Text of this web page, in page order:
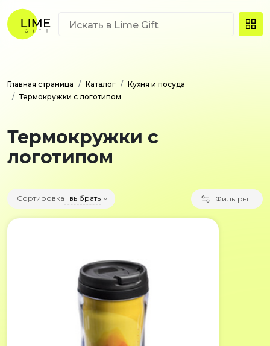
Главная страница Каталог
Кухня и посуда
Термокружки с логотипом
Термокружки с
логотипом
Сортировка выбрать Фильтры